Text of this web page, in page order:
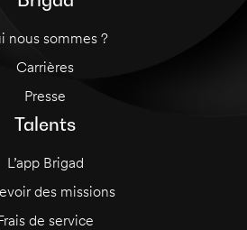
nous sommes ?
Carrières
Presse
Talents
L’app Brigad
des missions
de service